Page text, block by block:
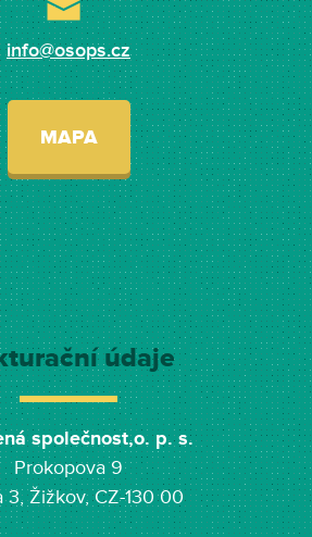
info@osops.cz
MAPA
údaje
společnost,o. p. s.
Prokopova 9
3, Žižkov, CZ-130 00